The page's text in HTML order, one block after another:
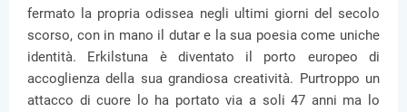
fermato la propria odissea negli ultimi giorni del secolo
scorso, con in mano il dutar e la sua poesia come uniche
identità. Erkilstuna è diventato il porto europeo di
accoglienza della sua grandiosa creatività. Purtroppo un
attacco di cuore lo ha portato via a soli 47 anni ma lo